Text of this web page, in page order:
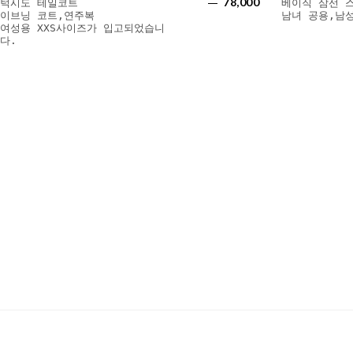
턱시도 테일코트
이브닝 코트,연주복
여성용 XXS사이즈가 입고되었습니
다.
베이직 삼선
남녀 공용,남